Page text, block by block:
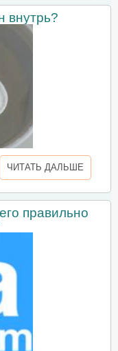
внутрь?
ЧИТАТЬ ДАЛЬШЕ
правильно